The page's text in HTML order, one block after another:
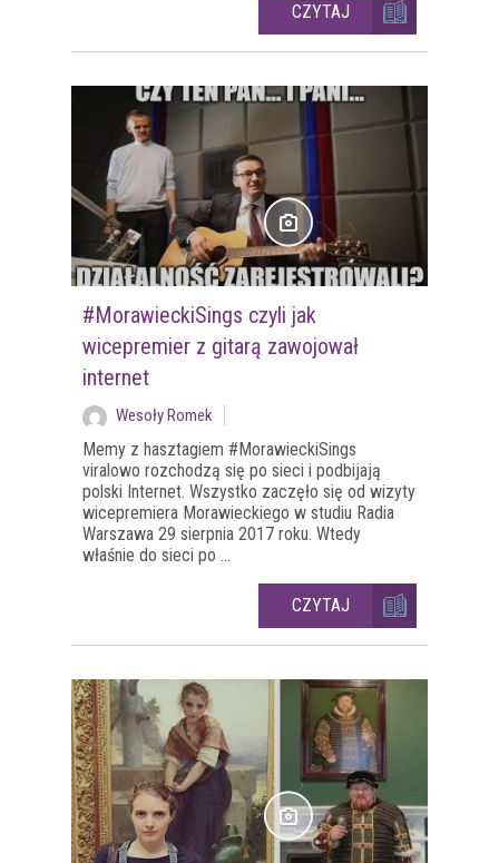
CZYTAJ
#MorawieckiSings czyli jak
wicepremier z gitarą zawojował
internet
Wesoły Romek
Memy z hasztagiem #MorawieckiSings
viralowo rozchodzą się po sieci i podbijają
polski Internet. Wszystko zaczęło się od wizyty
wicepremiera Morawieckiego w studiu Radia
Warszawa 29 sierpnia 2017 roku. Wtedy
właśnie do sieci po ...
CZYTAJ